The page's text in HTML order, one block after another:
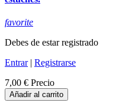
favorite
Debes de estar registrado
Entrar| Registrarse
7,00 € Precio
Añadir al carrito